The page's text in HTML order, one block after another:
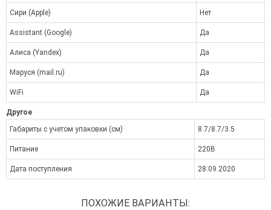
Сири (Apple) Нет
Assistant (Google) Да
Алиса (Yandex) Да
Маруся (mail.ru) Да
WiFi Да
Другое
Габариты с учетом упаковки (см)
8.7/8.7/3.5
Питание 220В
Дата поступления 28.09.2020
ПОХОЖИЕ ВАРИАНТЫ: